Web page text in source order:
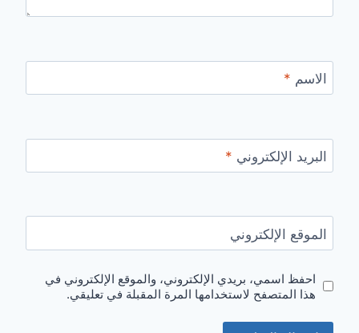
الاسم *
البريد الإلكتروني *
الموقع الإلكتروني
احفظ اسمي، بريدي الإلكتروني، والموقع الإلكتروني في
هذا المتصفح لاستخدامها المرة المقبلة في تعليقي.